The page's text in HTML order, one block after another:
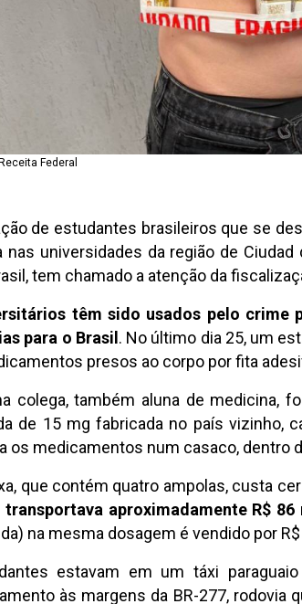
Federal
de estudantes brasileiros que se
nas universidades da região de
tem chamado a atenção da
têm sido usados pelo crime
para o Brasil . No último dia 25, um
presos ao corpo por fita
colega, também aluna de medicina,
de 15 mg fabricada no país vizinho,
os medicamentos num casaco, dentro
que contém quatro ampolas, custa
transportava aproximadamente R$
na mesma dosagem é vendido por R$
estavam em um táxi
às margens da BR-277, rodovia